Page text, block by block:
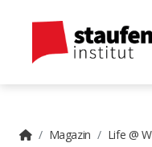
Magazin
Life @